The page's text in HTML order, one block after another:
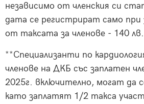
независимо от членския си
дата се регистрират само при
от таксата за членове - 140 лв.
**Специализанти по
членове на ДКБ със заплатен
2025г. включително, могат да
като заплатят 1/2 такса